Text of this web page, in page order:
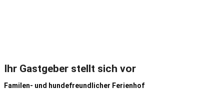
Ihr Gastgeber stellt sich vor
Familen- und hundefreundlicher Ferienhof